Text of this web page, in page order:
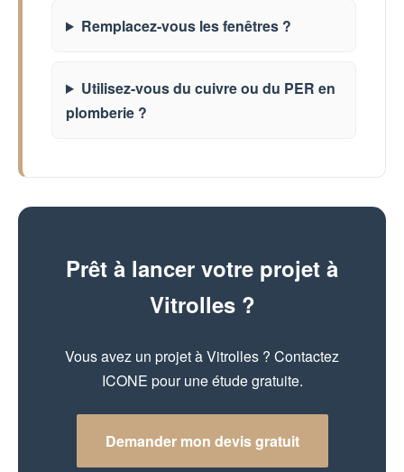
Remplacez-vous les fenêtres ?
Utilisez-vous du cuivre ou du PER en
plomberie ?
Prêt à lancer votre projet à
Vitrolles ?
Vous avez un projet à Vitrolles ? Contactez
ICONE pour une étude gratuite.
Demander mon devis gratuit